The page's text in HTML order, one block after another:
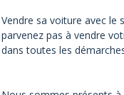
Vendre sa voiture avec le
parvenez pas à vendre
dans toutes les